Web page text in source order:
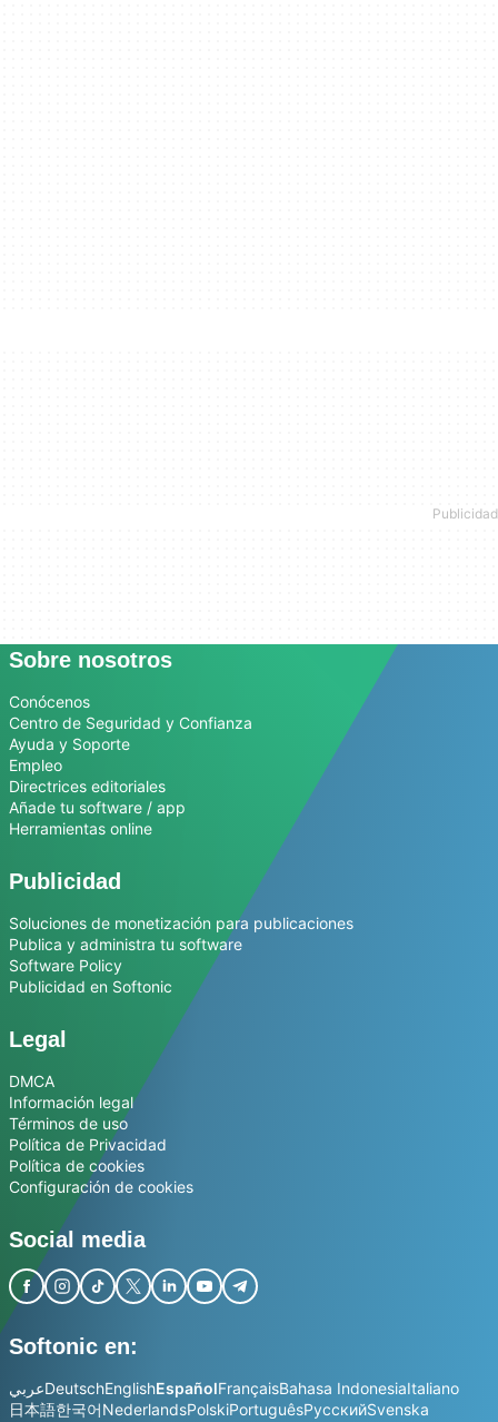
Sobre nosotros
Conócenos
Centro de Seguridad y Confianza
Ayuda y Soporte
Empleo
Directrices editoriales
Añade tu software / app
Herramientas online
Publicidad
Soluciones de monetización para publicaciones
Publica y administra tu software
Software Policy
Publicidad en Softonic
Legal
DMCA
Información legal
Términos de uso
Política de Privacidad
Política de cookies
Configuración de cookies
Social media
Softonic en:
عربيDeutschEnglishEspañolFrançaisBahasa IndonesiaItaliano
日本語한국어NederlandsPolskiPortuguêsРусскийSvenska